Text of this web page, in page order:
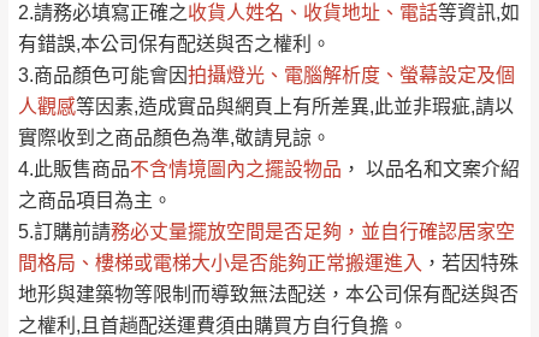
2.請務必填寫正確之收貨人姓名、收貨地址、電話等資訊,如
有錯誤,本公司保有配送與否之權利。
3.商品顏色可能會因拍攝燈光、電腦解析度、螢幕設定及個
人觀感等因素,造成實品與網頁上有所差異,此並非瑕疵,請以
實際收到之商品顏色為準,敬請見諒。
4.此販售商品不含情境圖內之擺設物品 ， 以品名和文案介紹
之商品項目為主。
5.訂購前請務必丈量擺放空間是否足夠 ，並自行確認居家空
間格局、 樓梯或電梯大小是否能夠正常搬運進入 ，若因特殊
地形與建築物等限制而導致無法配送，本公司保有配送與否
之權利,且首趟配送運費須由購買方自行負擔。
運送地區 運送費用
偏遠地區
（請先線上詢問 LINE
→@dershin ）
桃園 復興鄉
新竹
峨眉鄉、五峰鄉、
橫山、北埔鄉、尖
石鄉、寶山鄉山
區、新埔山區、芎
Line客服」來信確認商品是否有「現貨」與
「金額」。
若商品價格或庫存有異常，商家有權取消訂
單。部分網路商品恕無法更改原設計或客製，敬請
見諒！
接單後二日內(不含例假日)，我們客服會與您
電話聯絡或E-Mail通知確認訂單。
（線上客服 LINE → @dershin）
下單前先詢問是否現貨，若未詢問下單後無
全部 依評論高至低排列
依評論低至高排列 只顯示附上圖片
只顯示附上評論